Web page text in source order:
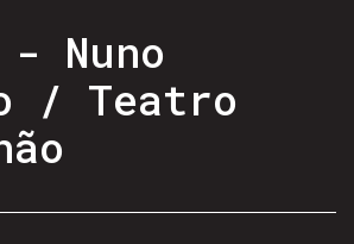
- Nuno
/ Teatro